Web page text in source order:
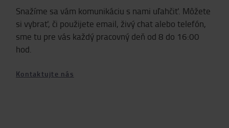
Snažíme sa vám komunikáciu s nami uľahčiť. Môžete
si vybrať, či použijete email, živý chat alebo telefón,
sme tu pre vás každý pracovný deň od 8 do 16:00
hod.
Kontaktujte nás